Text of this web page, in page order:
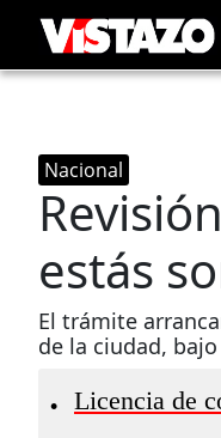
Nacional
estás
El trámite
de la ciudad,
• Licencia de